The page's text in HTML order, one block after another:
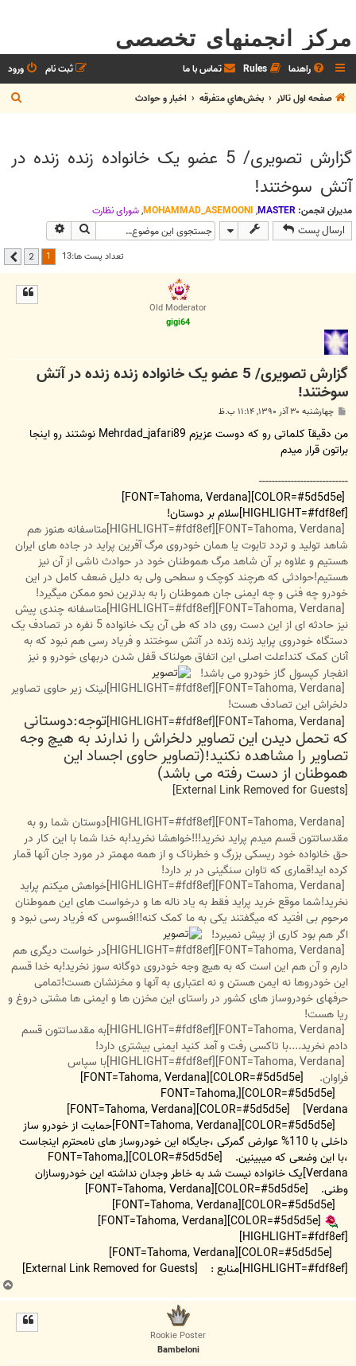
مرکز انجمنهای تخصصی
راهنما Rules تماس با ما ورود
ثبت نام
صفحه اول تالار
بخش‌‌هاي متفرقه اخبار و حوادث
ج
س
گزارش تصویری/ 5 عضو یک خانواده زنده زنده در
آتش سوختند!
مدیران انجمن: MASTER
,
MOHAMMAD_ASEMOONI
,شوراي نظارت
ارسال پست جستجو
تعداد پست ها:13 2 بعدی
Old Moderator
gigi64
گزارش تصویری/ 5 عضو یک خانواده زنده زنده در آتش
سوختند!
پ
ت
چهارشنبه ۳۰ آذر ۱۳۹۰, ۱۱:۱۴ ب.ظ
من دقیقآ کلماتی رو که دوست عزیزم Mehrdad_jafari89 نوشتند رو اینجا
براتون قرار میدم
----------------------------
[COLOR=#5d5d5e][FONT=Tahoma, Verdana]
[FONT=Tahoma, Verdana][HIGHLIGHT=#fdf8ef]متاسفانه هنوز هم
شاهد تولید و تردد تابوت یا همان خودروی مرگ آفرین پراید در جاده های ایران
هستیم و علاوه بر آن شاهد مرگ هموطنان خود در حوادث ناشی از آن نیز
هستیم!حوادثی که هرچند کوچک و سطحی ولی به دلیل ضعف کامل در این
خودرو چه فنی و چه ایمنی جان هموطنان را به بدترین نحو ممکن میگیرد!
[FONT=Tahoma, Verdana][HIGHLIGHT=#fdf8ef]متاسفانه چندی پیش
نیز حادثه ای از این دست روی داد که طی آن یک خانواده 5 نفره در تصادف یک
دستگاه خودروی پراید زنده زنده در آتش سوختند و فریاد رسی هم نبود که به
آنان کمک کند!علت اصلی این اتفاق هولناک قفل شدن دربهای خودرو و نیز
انفجار کپسول گاز خودرو می باشد!
[FONT=Tahoma, Verdana][HIGHLIGHT=#fdf8ef]لینک زیر حاوی تصاویر
دلخراش این تصادف هست!
توجه:دوستانی
که تحمل دیدن این تصاویر دلخراش را ندارند به هیچ وجه
تصاویر را مشاهده نکنید!(تصاویر حاوی اجساد این
هموطنان از دست رفته می باشد)
[FONT=Tahoma, Verdana][HIGHLIGHT=#fdf8ef]دوستان شما رو به
مقدساتتون قسم میدم پراید نخرید!!!خواهشا نخرید!به خدا شما با این کار در
حق خانواده خود ریسکی بزرگ و خطرناک و از همه مهمتر در مورد جان آنها قمار
کرده اید!قماری که تاوان سنگینی در بر دارد!
[FONT=Tahoma, Verdana][HIGHLIGHT=#fdf8ef]خواهش میکنم پراید
نخرید!شما موقع خرید پراید فقط به یاد ناله ها و درخواست های این هموطنان
مرحوم بی افتید که میگفتند یکی به ما کمک کنه!!افسوس که فریاد رسی نبود و
اگر هم بود کاری از پیش نمیبرد!
[FONT=Tahoma, Verdana][HIGHLIGHT=#fdf8ef]در خواست دیگری هم
دارم و آن هم این است که به هیچ وجه خودروی دوگانه سوز نخرید!به خدا قسم
این خودروها نه ایمن هستن و نه اعتباری به آنها و مخزنشان هست!تمامی
حرفهای خودروساز های کشور در راستای این مخزن ها و ایمنی ها مشتی دروغ و
ریا هست!
[FONT=Tahoma, Verdana][HIGHLIGHT=#fdf8ef]به مقدساتتون قسم
دادم نخرید....با تاکسی رفت و آمد کنید ایمنی بیشتری دارد!
[FONT=Tahoma, Verdana][HIGHLIGHT=#fdf8ef]با سپاس
فراوان.
[COLOR=#5d5d5e][FONT=Tahoma,
Verdana]
[COLOR=#5d5d5e][FONT=Tahoma, Verdana]حمایت از خودرو ساز
داخلی با 110% عوارض گمرکی ،جایگاه این خودروساز های نامحترم اینجاست
،با این وضعی که میبینین.
[COLOR=#5d5d5e][FONT=Tahoma,
Verdana]یک خانواده نیست شد به خاطر وجدان نداشته این خودروسازان
وطنی.
[COLOR=#5d5d5e][FONT=Tahoma, Verdana]
[COLOR=#5d5d5e][FONT=Tahoma, Verdana]
ب
ا
Rookie Poster
Bambeloni